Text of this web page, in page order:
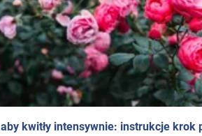
kwitły intensywnie: instrukcje krok